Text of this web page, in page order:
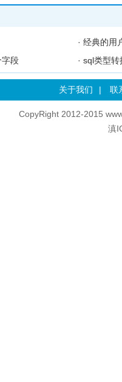
· 经典的用
字段 · sql类型转
关于我们 | 联
CopyRight 2012-2015
滇